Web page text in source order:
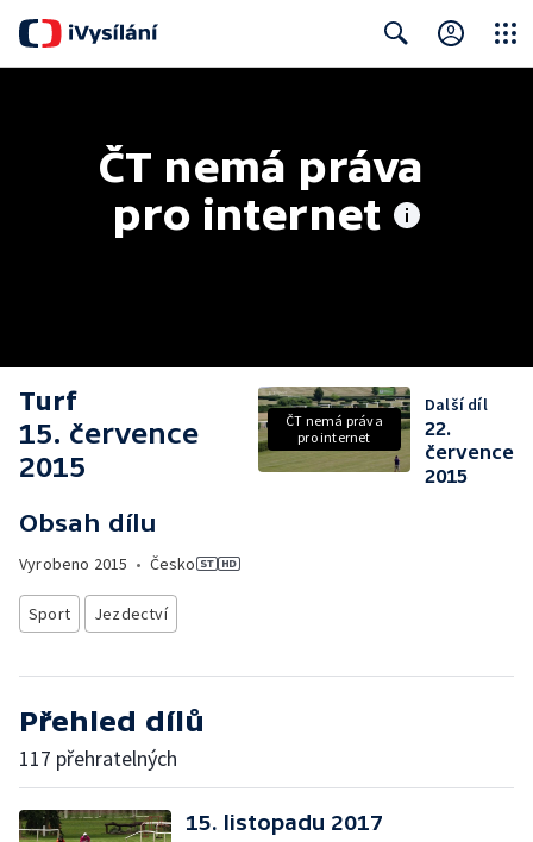
ČT nemá práva
pro internet
Turf
15. července
2015
Obsah dílu
Vyrobeno 2015 • Česko
Sport Jezdectví
ČT nemá práva
pro internet
Další díl
22.
července
2015
Přehled dílů
117 přehratelných
15. listopadu 2017